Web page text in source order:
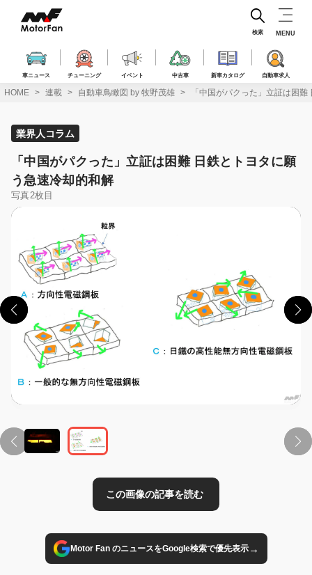
ス
車ニュース チューニング イベント 中古車 新車カタログ 自動車求人
検索 MENU
HOME 連載 自動車鳥瞰図 by 牧野茂雄 「中国がパクった」立証は困
業界人コラム
「中国がパクった」立証は困難 日鉄とトヨタに願
う急速冷却的和解
写真2枚目
Motor Fan のニュースをGoogle検索で優先表示→